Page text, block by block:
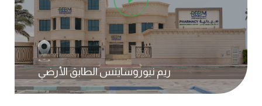
ريم نيوروساينس الطابق الثاني